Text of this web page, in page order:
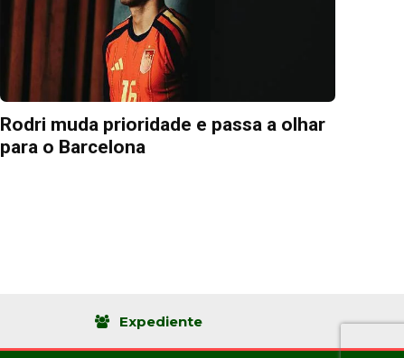
Rodri muda prioridade e passa a olhar
para o Barcelona
Expediente